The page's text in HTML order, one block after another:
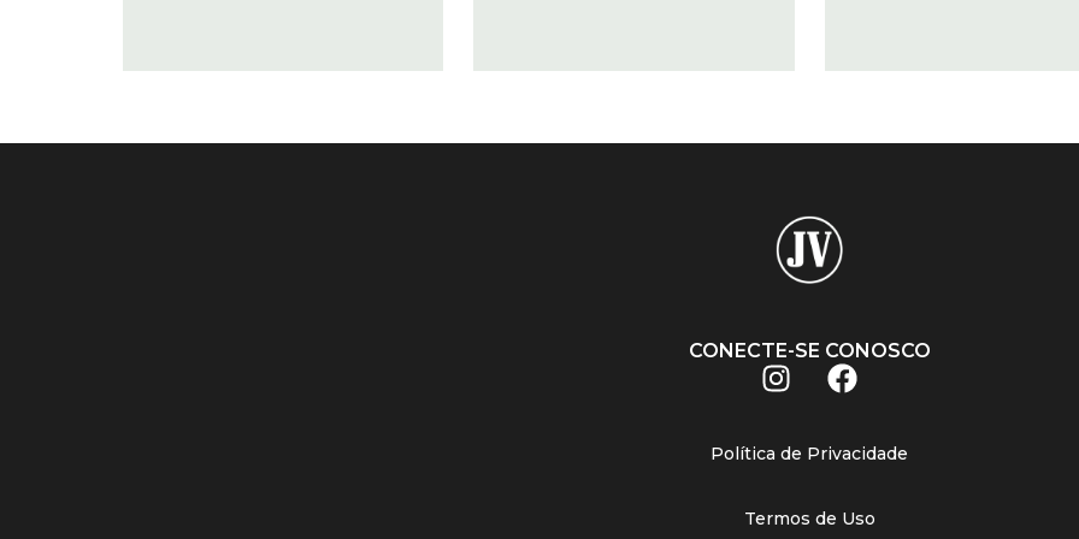
CONECTE-SE CONOSCO
Política de Privacidade
Termos de Uso